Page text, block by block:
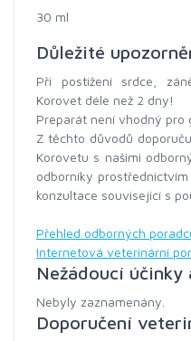
30 ml
Důležité
Při postižení srdce,
Korovet déle než 2 dny!
Preparát není vhodný pro
Z těchto důvodů
Korovetu s našimi
odborníky
konzultace související s
Přehled odborných
Internetová veterinární
Nežádoucí účinky
Nebyly zaznamenány.
Doporučení